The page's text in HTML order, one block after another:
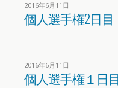
2016年6月11日
個人選手権2日目
2016年6月11日
個人選手権１日目